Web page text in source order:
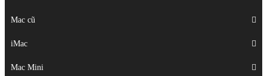
MacBook
Mac cũ
iMac
Mac cũ
iMac
Mac Mini